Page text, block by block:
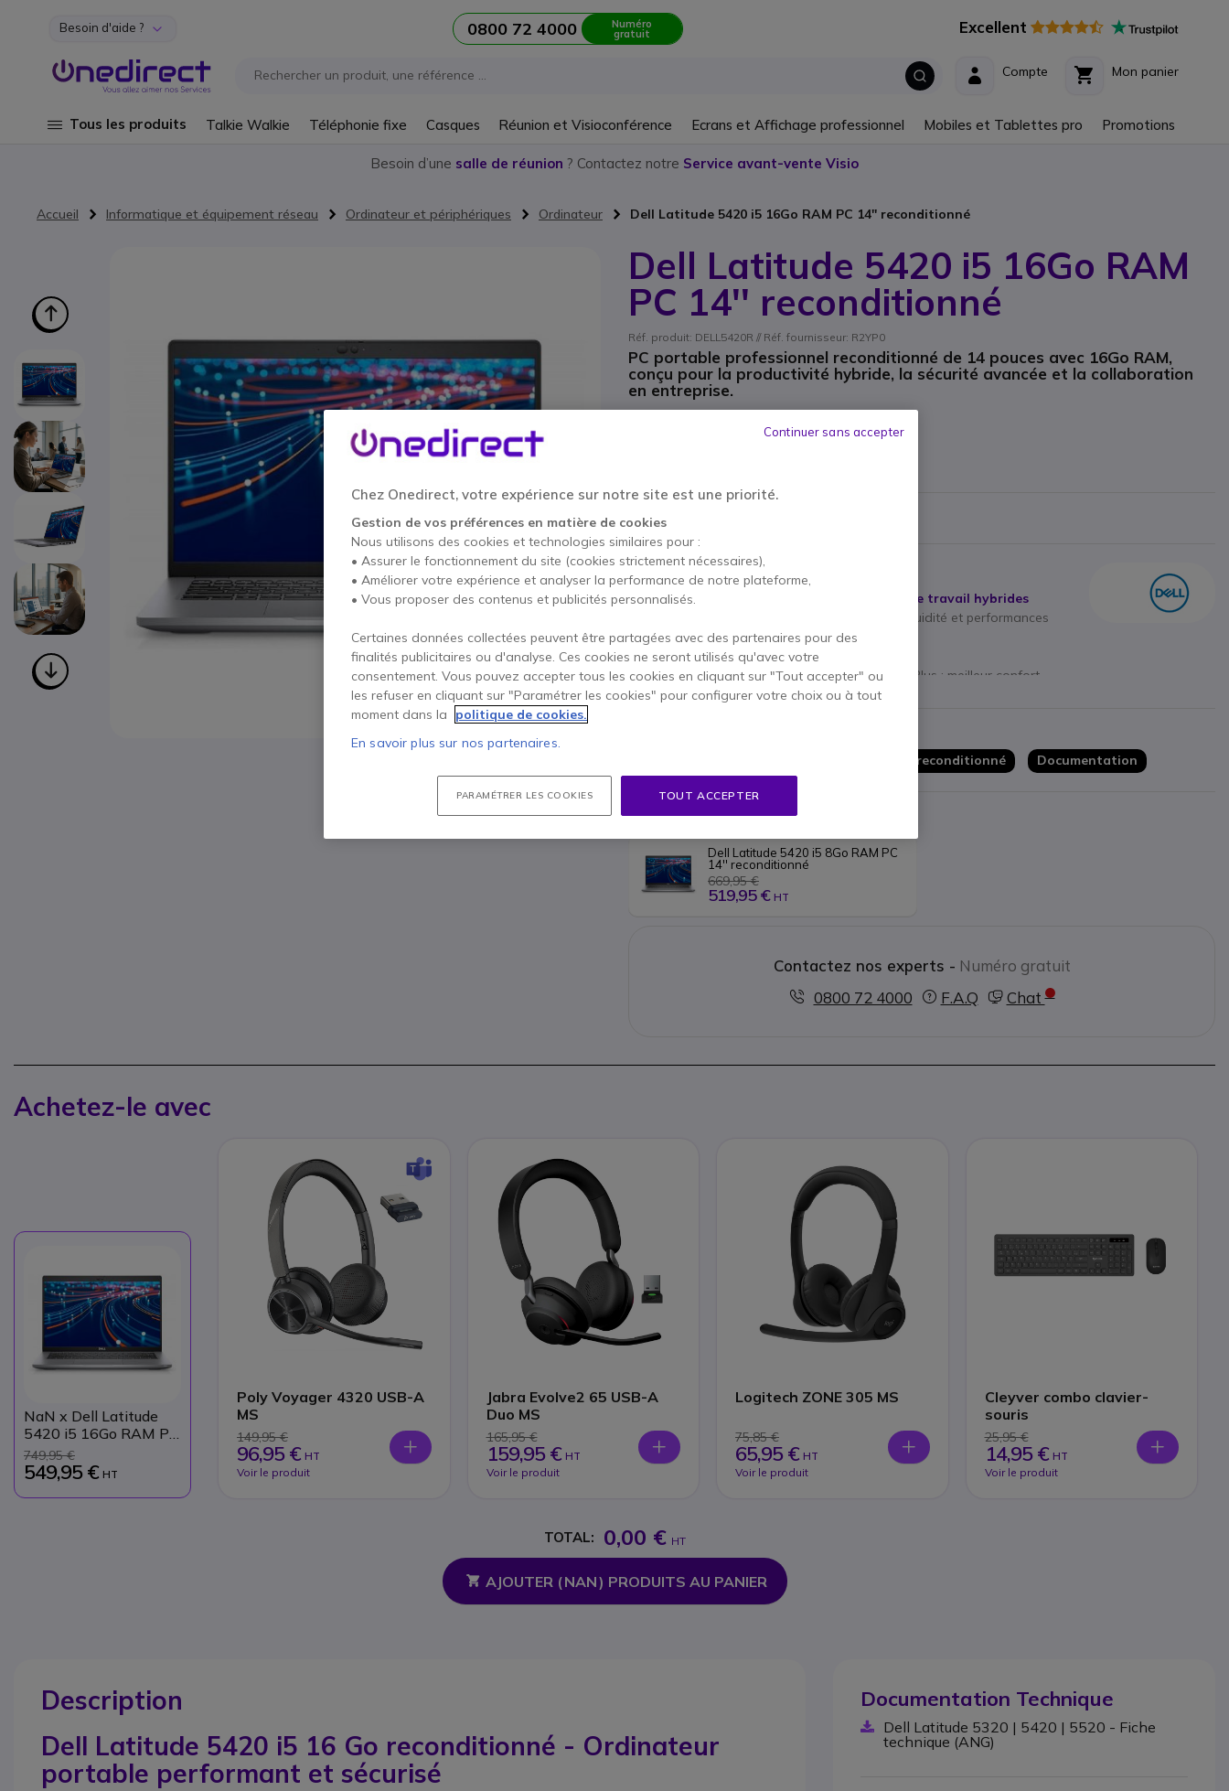
Aller au contenu
Besoin d'aide ? 0800 72 4000 Numéro
gratuit Excellent
Mon panier
Compte
Tous les produits Talkie Walkie Téléphonie fixe Casques Réunion et Visioconférence Ecrans et Affichage professionnel Mobiles et Tablettes pro Promotions
Besoin d’une salle de réunion ? Contactez notre Service avant-vente Visio
Accueil Informatique et équipement réseau Ordinateur et périphériques Ordinateur Dell Latitude 5420 i5 16Go RAM PC 14'' reconditionné
Dell Latitude 5420 i5 16Go RAM
PC 14'' reconditionné
Réf. produit: DELL5420R // Réf. fournisseur: R2YP0
PC portable professionnel reconditionné de 14 pouces avec 16Go RAM,
conçu pour la productivité hybride, la sécurité avancée et la collaboration
en entreprise.
1 an de garantie
Points Forts
PC portable 14" pour les environnements de travail hybrides
Processeur Intel Core i5 de 11e génération : fluidité et performances
multitâches
Mémoire RAM : 16Go
Écran Full HD avec technologie ComfortView Plus : meilleur confort
visuel
Sécurité professionnelle TPM 2.0 avec options Windows Hello et
lecteur d’empreintes
Afficher plus
1 X Ordinateur portable Dell Latitude 5420 reconditionné Documentation
Plus de versions :
Dell Latitude 5420 i5 8Go RAM PC
14'' reconditionné
669,95 €
519,95 € HT
Contactez nos experts - Numéro gratuit
0800 72 4000
F.A.Q Chat
Achetez-le avec
NaN x Dell Latitude
5420 i5 16Go RAM PC
14'' reconditionné
749,95 €
549,95 € HT
Poly Voyager 4320 USB-A
MS
149,95 €
96,95 € HT
Voir le produit
Jabra Evolve2 65 USB-A
Duo MS
165,95 €
159,95 € HT
Voir le produit
Logitech ZONE 305 MS
75,85 €
65,95 € HT
Voir le produit
Cleyver combo clavier-
souris
25,95 €
14,95 € HT
Voir le produit
TOTAL: 0,00 € HT
AJOUTER (NAN) PRODUITS AU PANIER
Description
Dell Latitude 5420 i5 16 Go reconditionné - Ordinateur
portable performant et sécurisé
Documentation Technique
Dell Latitude 5320 | 5420 | 5520 - Fiche
technique (ANG)
Chez Onedirect, votre expérience sur notre site est une priorité.
Gestion de vos préférences en matière de cookies
Nous utilisons des cookies et technologies similaires pour :
• Assurer le fonctionnement du site (cookies strictement nécessaires),
• Améliorer votre expérience et analyser la performance de notre plateforme,
• Vous proposer des contenus et publicités personnalisés.
Certaines données collectées peuvent être partagées avec des partenaires pour des
finalités publicitaires ou d'analyse. Ces cookies ne seront utilisés qu'avec votre
consentement. Vous pouvez accepter tous les cookies en cliquant sur "Tout accepter" ou
les refuser en cliquant sur "Paramétrer les cookies" pour configurer votre choix ou à tout
moment dans la
politique de cookies.
En savoir plus sur nos partenaires.
PARAMÉTRER LES COOKIES TOUT ACCEPTER
Continuer sans accepter